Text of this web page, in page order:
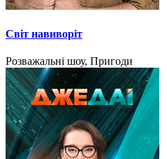
Світ навиворіт
Розважальні шоу, Пригоди